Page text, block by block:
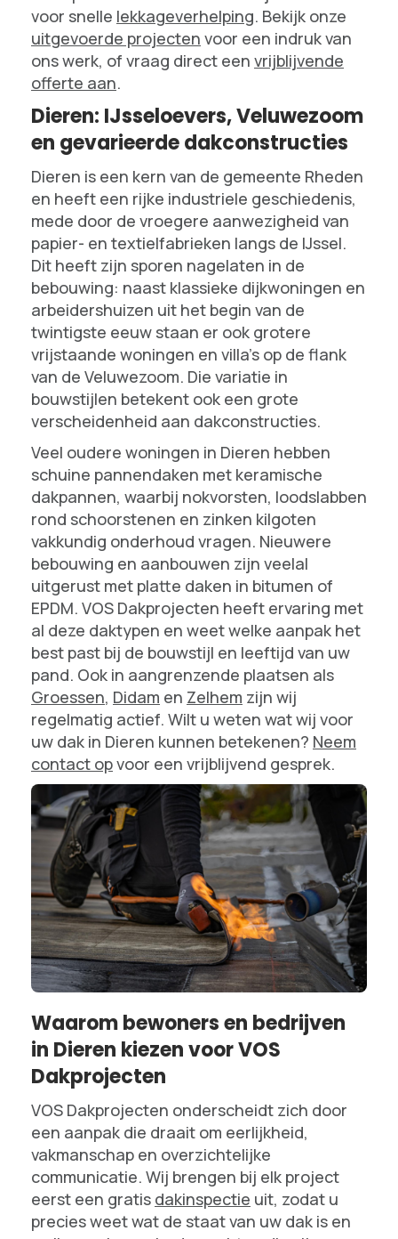
voor snelle lekkageverhelping. Bekijk onze
uitgevoerde projecten voor een indruk van
ons werk, of vraag direct een vrijblijvende
offerte aan.
Dieren: IJsseloevers, Veluwezoom
en gevarieerde dakconstructies
Dieren is een kern van de gemeente Rheden
en heeft een rijke industriele geschiedenis,
mede door de vroegere aanwezigheid van
papier- en textielfabrieken langs de IJssel.
Dit heeft zijn sporen nagelaten in de
bebouwing: naast klassieke dijkwoningen en
arbeidershuizen uit het begin van de
twintigste eeuw staan er ook grotere
vrijstaande woningen en villa's op de flank
van de Veluwezoom. Die variatie in
bouwstijlen betekent ook een grote
verscheidenheid aan dakconstructies.
Veel oudere woningen in Dieren hebben
schuine pannendaken met keramische
dakpannen, waarbij nokvorsten, loodslabben
rond schoorstenen en zinken kilgoten
vakkundig onderhoud vragen. Nieuwere
bebouwing en aanbouwen zijn veelal
uitgerust met platte daken in bitumen of
EPDM. VOS Dakprojecten heeft ervaring met
al deze daktypen en weet welke aanpak het
best past bij de bouwstijl en leeftijd van uw
pand. Ook in aangrenzende plaatsen als
Groessen, Didam en Zelhem zijn wij
regelmatig actief. Wilt u weten wat wij voor
uw dak in Dieren kunnen betekenen? Neem
contact opvoor een vrijblijvend gesprek.
Waarom bewoners en bedrijven
in Dieren kiezen voor VOS
Dakprojecten
VOS Dakprojecten onderscheidt zich door
een aanpak die draait om eerlijkheid,
vakmanschap en overzichtelijke
communicatie. Wij brengen bij elk project
eerst een gratis dakinspectie uit, zodat u
precies weet wat de staat van uw dak is en